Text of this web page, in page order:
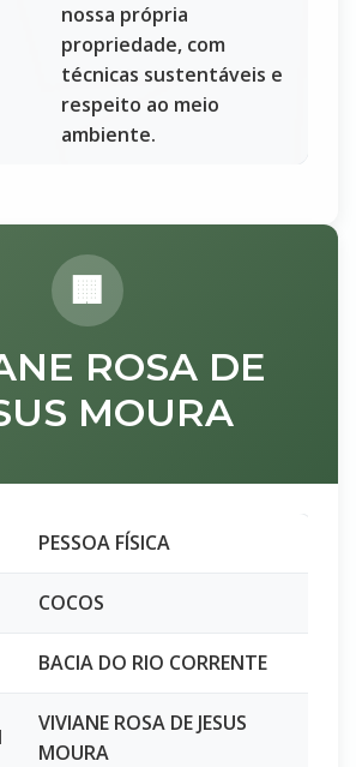
nossa própria
propriedade, com
técnicas sustentáveis e
respeito ao meio
ambiente.
ROSA DE
MOURA
PESSOA FÍSICA
COCOS
BACIA DO RIO CORRENTE
VIVIANE ROSA DE JESUS
MOURA